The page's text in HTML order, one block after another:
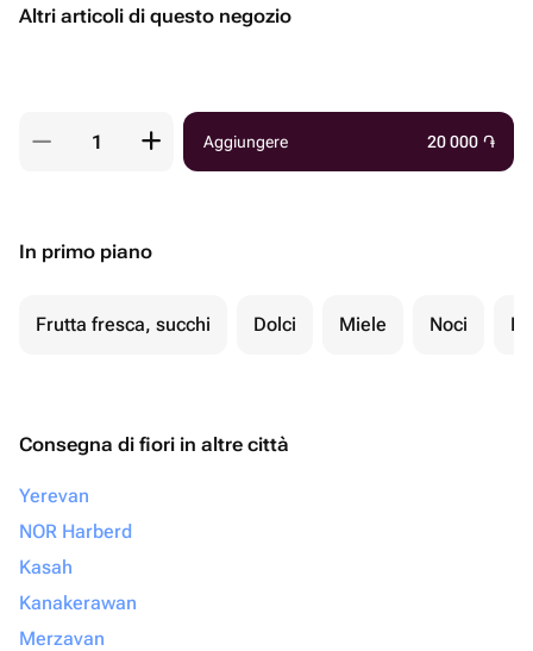
Altri articoli di questo negozio
Aggiungere 20 000 ֏
In primo piano
Frutta fresca, succhi Dolci Miele Noci
Consegna di fiori in altre città
Yerevan
NOR Harberd
Kasah
Kanakerawan
Merzavan